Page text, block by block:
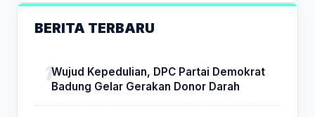
BERITA TERBARU
Wujud Kepedulian, DPC Partai Demokrat
Badung Gelar Gerakan Donor Darah